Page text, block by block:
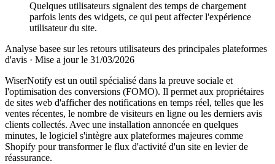
Quelques utilisateurs signalent des temps de chargement
parfois lents des widgets, ce qui peut affecter l'expérience
utilisateur du site.
Analyse basee sur les retours utilisateurs des principales plateformes
d'avis · Mise a jour le 31/03/2026
WiserNotify est un outil spécialisé dans la preuve sociale et
l'optimisation des conversions (FOMO). Il permet aux propriétaires
de sites web d'afficher des notifications en temps réel, telles que les
ventes récentes, le nombre de visiteurs en ligne ou les derniers avis
clients collectés. Avec une installation annoncée en quelques
minutes, le logiciel s'intègre aux plateformes majeures comme
Shopify pour transformer le flux d'activité d'un site en levier de
réassurance.